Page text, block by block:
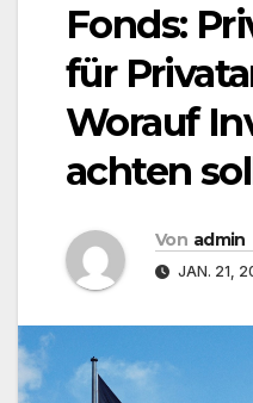
Fonds:
für
Worauf
achten
Von admin
JAN. 21,